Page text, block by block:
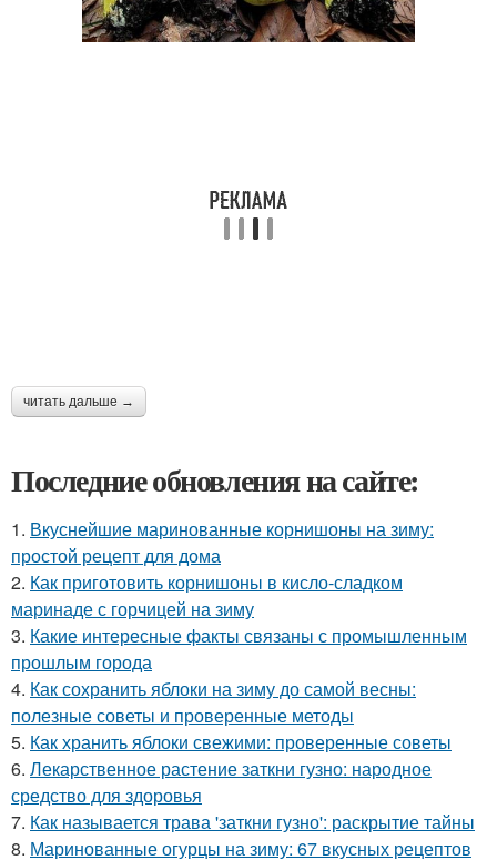
читать дальше →
Последние обновления на сайте:
1. Вкуснейшие маринованные корнишоны на зиму:
простой рецепт для дома
2. Как приготовить корнишоны в кисло-сладком
маринаде с горчицей на зиму
3. Какие интересные факты связаны с промышленным
прошлым города
4. Как сохранить яблоки на зиму до самой весны:
полезные советы и проверенные методы
5. Как хранить яблоки свежими: проверенные советы
6. Лекарственное растение заткни гузно: народное
средство для здоровья
7. Как называется трава 'заткни гузно': раскрытие тайны
8. Маринованные огурцы на зиму: 67 вкусных рецептов